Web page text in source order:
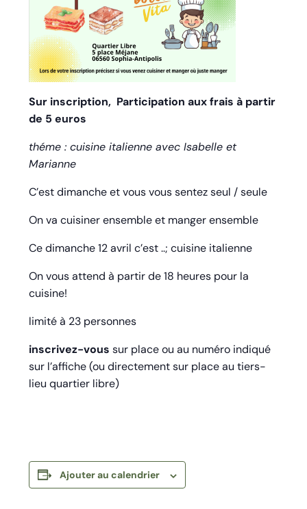
Sur inscription, Participation aux frais à partir
de 5 euros
théme : cuisine italienne avec Isabelle et
Marianne
C’est dimanche et vous vous sentez seul / seule
On va cuisiner ensemble et manger ensemble
Ce dimanche 12 avril c’est ..; cuisine italienne
On vous attend à partir de 18 heures pour la
cuisine!
limité à 23 personnes
inscrivez-vous sur place ou au numéro indiqué
sur l’affiche (ou directement sur place au tiers-
lieu quartier libre)
Ajouter au calendrier